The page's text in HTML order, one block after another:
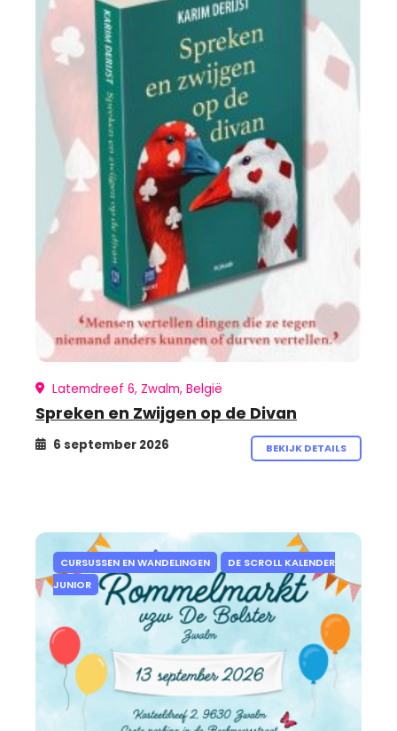
Latemdreef 6, Zwalm, België
Spreken en Zwijgen op de Divan
6 september 2026 BEKIJK DETAILS
CURSUSSEN EN WANDELINGEN
DE SCROLL KALENDER
JUNIOR